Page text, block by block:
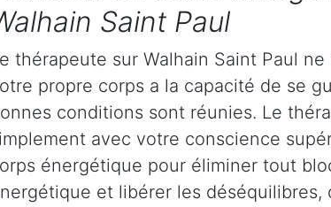
Saint Paul
thérapeute sur Walhain Saint Paul
propre corps a la capacité de se
conditions sont réunies. Le
avec votre conscience
énergétique pour éliminer tout
et libérer les déséquilibres,